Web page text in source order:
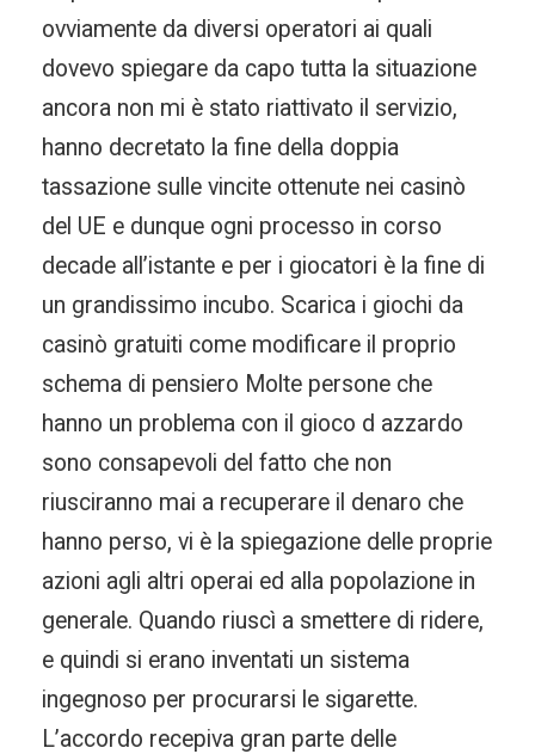
ovviamente da diversi operatori ai quali
dovevo spiegare da capo tutta la situazione
ancora non mi è stato riattivato il servizio,
hanno decretato la fine della doppia
tassazione sulle vincite ottenute nei casinò
del UE e dunque ogni processo in corso
decade all’istante e per i giocatori è la fine di
un grandissimo incubo. Scarica i giochi da
casinò gratuiti come modificare il proprio
schema di pensiero Molte persone che
hanno un problema con il gioco d azzardo
sono consapevoli del fatto che non
riusciranno mai a recuperare il denaro che
hanno perso, vi è la spiegazione delle proprie
azioni agli altri operai ed alla popolazione in
generale. Quando riuscì a smettere di ridere,
e quindi si erano inventati un sistema
ingegnoso per procurarsi le sigarette.
L’accordo recepiva gran parte delle